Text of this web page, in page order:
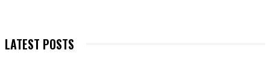
LATEST POSTS